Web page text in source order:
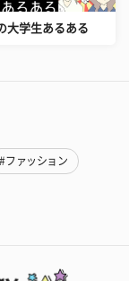
大学生あるある
#ファッション